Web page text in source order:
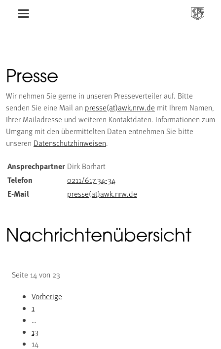
Presse
Wir nehmen Sie gerne in unseren Presseverteiler auf. Bitte
senden Sie eine Mail an presse(at)awk.nrw.de mit Ihrem Namen,
Ihrer Mailadresse und weiteren Kontaktdaten. Informationen zum
Umgang mit den übermittelten Daten entnehmen Sie bitte
unseren Datenschutzhinweisen.
Ansprechpartner Dirk Borhart
Telefon 0211/617 34-34
E-Mail presse(at)awk.nrw.de
Nachrichtenübersicht
Seite 14 von 23
Vorherige
1
…
13
14